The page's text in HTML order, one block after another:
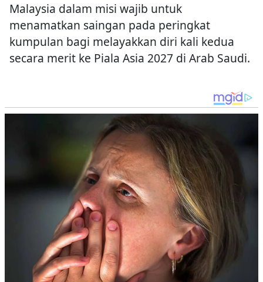
Malaysia dalam misi wajib untuk
menamatkan saingan pada peringkat
kumpulan bagi melayakkan diri kali kedua
secara merit ke Piala Asia 2027 di Arab Saudi.